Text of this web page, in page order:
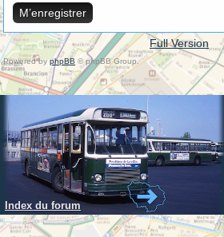
M’enregistrer
Full Version
Powered byphpBB © phpBB Group.
Index du forum